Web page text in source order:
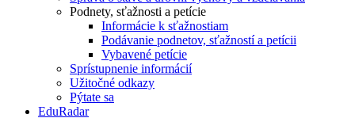
Podnety, sťažnosti a petície
Informácie k sťažnostiam
Podávanie podnetov, sťažností a petícii
Vybavené petície
Sprístupnenie informácií
Užitočné odkazy
Pýtate sa
EduRadar